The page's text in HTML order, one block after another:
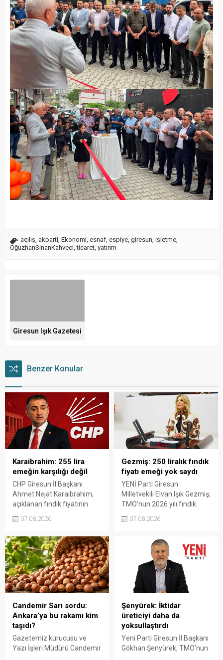
açılış, akparti, Ekonomi, esnaf, espiye, giresun, işletme,
OğuzhanSinanKahveci,ticaret, yatırım
Giresun Işık Gazetesi
Benzer Konular
Karaibrahim: 255 lira
emeğin karşılığı değil
CHP Giresun İl Başkanı
Ahmet Nejat Karaibrahim,
açıklanan fındık fiyatının
artan üretim maliyetleri
karşısında yetersiz kaldığını
emeğinin korunmasını
istedi. Karaibrahim,
sürdürülebilir üretim için
fiyat politikasının yeniden
değerlendirilmesi gerektiğini
söyledi.
07.08.2026
Gezmiş: 250 liralık fındık
fiyatı emeği yok saydı
YENİ Parti Giresun
Milletvekili Elvan Işık Gezmiş,
TMO’nun 2026 yılı fındık
fiyatına sert tepki gösterdi.
Açıklanan rakamın üreticinin
karşılamadığını belirten
Gezmiş, “Üreticiyi yok
sayanı, günü geldiğinde
üretici de yok sayacaktır”
dedi.
07.08.2026
Candemir Sarı sordu:
Ankara’ya bu rakamı kim
taşıdı?
Gazetemiz kurucusu ve
Yazı İşleri Müdürü Candemir
Şenyürek: İktidar
üreticiyi daha da
yoksullaştırdı
Yeni Parti Giresun İl Başkanı
Gökhan Şenyürek, TMO’nun